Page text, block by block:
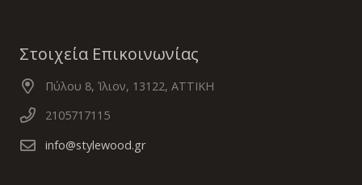
Στοιχεία Επικοινωνίας
Πύλου 8, Ίλιον, 13122, ΑΤΤΙΚΗ
2105717115
info@stylewood.gr